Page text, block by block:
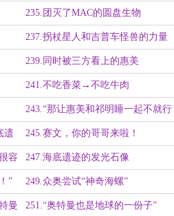
235.团灭了MAC的圆盘生物
237.拐杖星人和吉普车怪兽的力量
239.同时被三方看上的惠美
241.不吃香菜→不吃牛肉
243.“那让惠美和祁明睡一起不就行
了”
遗 245.赛文，你的哥哥来啦！
容 247.海底遗迹的发光石像
” 249.众奥尝试“神奇海螺”
曼 251.“奥特曼也是地球的一份子”